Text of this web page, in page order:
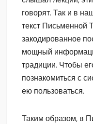
говорят. Так и в
текст Письменной
закодированное
мощный
традиции. Чтобы
познакомиться с
ею пользоваться.
Таким образом, в